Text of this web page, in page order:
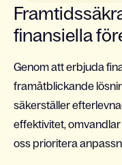
finansiella
Genom att erbjuda
framåtblickande
säkerställer
effektivitet,
oss prioritera